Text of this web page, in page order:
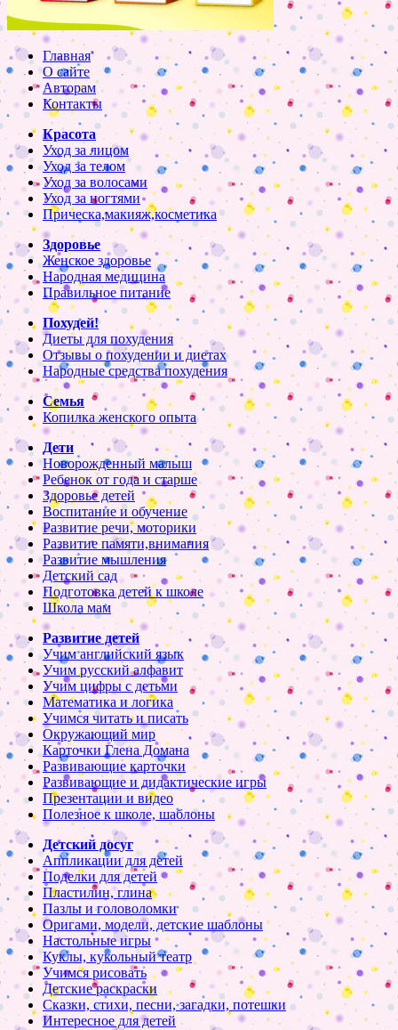
Главная
О сайте
Авторам
Контакты
Красота
Уход за лицом
Уход за телом
Уход за волосами
Уход за ногтями
Прическа,макияж,косметика
Здоровье
Женское здоровье
Народная медицина
Правильное питание
Похудей!
Диеты для похудения
Отзывы о похудении и диетах
Народные средства похудения
Семья
Копилка женского опыта
Дети
Новорожденный малыш
Ребенок от года и старше
Здоровье детей
Воспитание и обучение
Развитие речи, моторики
Развитие памяти,внимания
Развитие мышления
Детский сад
Подготовка детей к школе
Школа мам
Развитие детей
Учим английский язык
Учим русский алфавит
Учим цифры с детьми
Математика и логика
Учимся читать и писать
Окружающий мир
Карточки Глена Домана
Развивающие карточки
Развивающие и дидактические игры
Презентации и видео
Полезное к школе, шаблоны
Детский досуг
Аппликации для детей
Поделки для детей
Пластилин, глина
Пазлы и головоломки
Оригами, модели, детские шаблоны
Настольные игры
Куклы, кукольный театр
Учимся рисовать
Детские раскраски
Сказки, стихи, песни, загадки, потешки
Интересное для детей